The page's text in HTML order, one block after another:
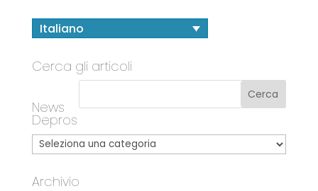
Italiano
Cerca gli articoli
News
Depros
Archivio